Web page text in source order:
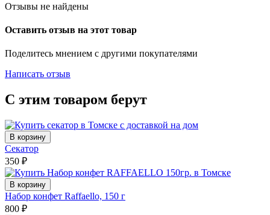
Отзывы не найдены
Оставить отзыв на этот товар
Поделитесь мнением с другими покупателями
Написать отзыв
С этим товаром берут
В корзину
Секатор
350 ₽
В корзину
Набор конфет Raffaello, 150 г
800 ₽